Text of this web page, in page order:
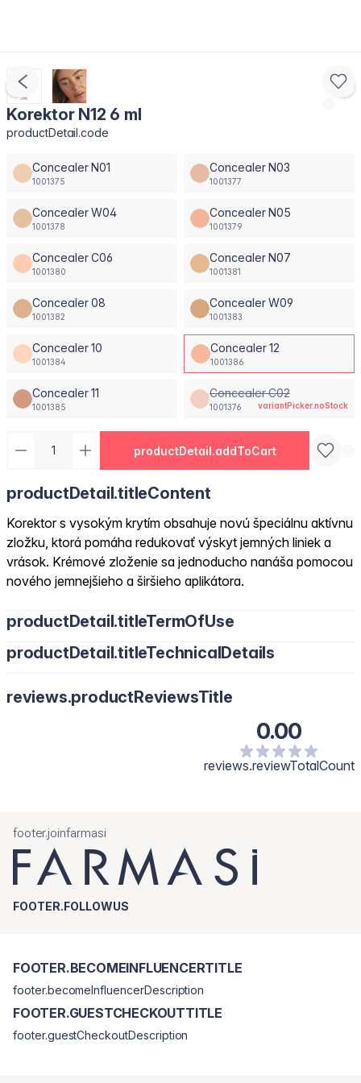
Korektor N12 6 ml
productDetail.code
Concealer N01
1001375
Concealer N03
1001377
Concealer W04
1001378
Concealer N05
1001379
Concealer C06
1001380
Concealer N07
1001381
Concealer 08
1001382
Concealer W09
1001383
Concealer 10
1001384
Concealer 12
1001386
Concealer 11
1001385
Concealer C02
1001376 variantPicker.noStock
productDetail.addToCart
productDetail.titleContent
Korektor s vysokým krytím obsahuje novú špeciálnu aktívnu
zložku, ktorá pomáha redukovať výskyt jemných liniek a
vrások. Krémové zloženie sa jednoducho nanáša pomocou
nového jemnejšieho a širšieho aplikátora.
productDetail.titleTermOfUse
productDetail.titleTechnicalDetails
reviews.productReviewsTitle
0.00
reviews.reviewTotalCount
footer.joinfarmasi
FOOTER.FOLLOWUS
FOOTER.BECOMEINFLUENCERTITLE
footer.becomeInfluencerDescription
FOOTER.GUESTCHECKOUTTITLE
footer.guestCheckoutDescription